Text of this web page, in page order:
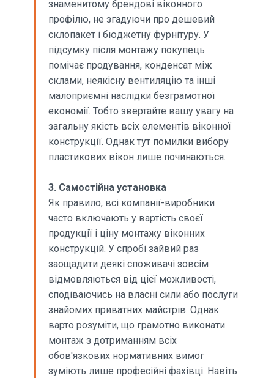
знаменитому брендові віконного
профілю, не згадуючи про дешевий
склопакет і бюджетну фурнітуру. У
підсумку після монтажу покупець
помічає продування, конденсат між
склами, неякісну вентиляцію та інші
малоприємні наслідки безграмотної
економії. Тобто звертайте вашу увагу на
загальну якість всіх елементів віконної
конструкції. Однак тут помилки вибору
пластикових вікон лише починаються.
3. Самостійна установка
Як правило, всі компанії-виробники
часто включають у вартість своєї
продукції і ціну монтажу віконних
конструкцій. У спробі зайвий раз
заощадити деякі споживачі зовсім
відмовляються від цієї можливості,
сподіваючись на власні сили або послуги
знайомих приватних майстрів. Однак
варто розуміти, що грамотно виконати
монтаж з дотриманням всіх
обов'язкових нормативних вимог
зуміють лише професійні фахівці. Навіть